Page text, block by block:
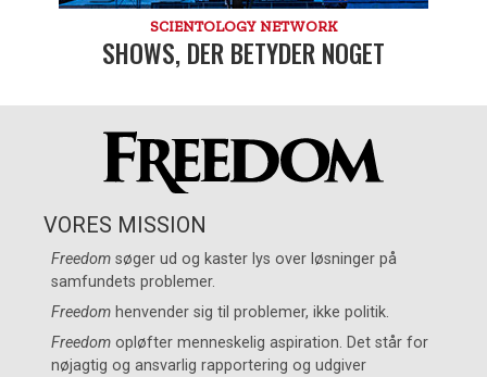
SCIENTOLOGY NETWORK
SHOWS, DER BETYDER NOGET
VORES MISSION
Freedom søger ud og kaster lys over løsninger på
samfundets problemer.
Freedom henvender sig til problemer, ikke politik.
Freedom opløfter menneskelig aspiration. Det står for
nøjagtig og ansvarlig rapportering og udgiver